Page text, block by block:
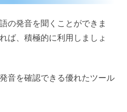
の発音を聞くことができま
ば、積極的に利用しましょ
音を確認できる優れたツール